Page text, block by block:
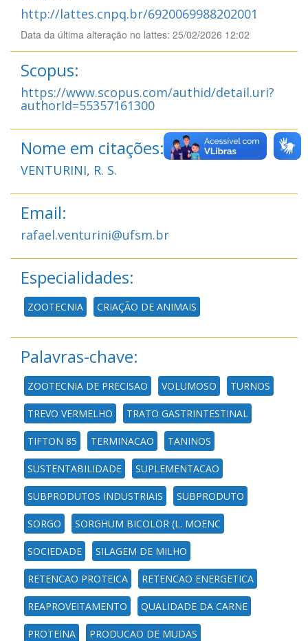
http://lattes.cnpq.br/6920069988202001
Data da última alteração no lattes: 25/02/2026 12:02
Scopus:
https://www.scopus.com/authid/detail.uri?
authorId=55357161300
Nome em citações:
VENTURINI, R. S.
Email:
rafael.venturini@ufsm.br
Especialidades:
ZOOTECNIA CRIAÇÃO DE ANIMAIS
Palavras-chave:
ZOOTECNIA DE PRECISAO VOLUMOSO TURNOS
TREVO VERMELHO TRATO GASTRINTESTINAL
TIFTON 85 TERMINACAO TANINOS
SUSTENTABILIDADE SUPLEMENTACAO
SUBPRODUTOS INDUSTRIAIS SUBPRODUTO
SORGO SORGHUM BICOLOR (L. MOENC
SOCIEDADE SILAGEM DE MILHO
RETENCAO PROTEICA RETENCAO ENERGETICA
REAPROVEITAMENTO QUALIDADE DA CARNE
PROTEINA PRODUCAO DE MUDAS